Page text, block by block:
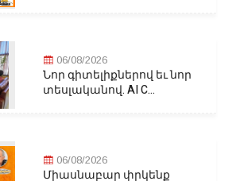
06/08/2026
Նոր գիտելիքներով եւ նոր
տեսլականով. AI C...
06/08/2026
Միասնաբար փրկենք